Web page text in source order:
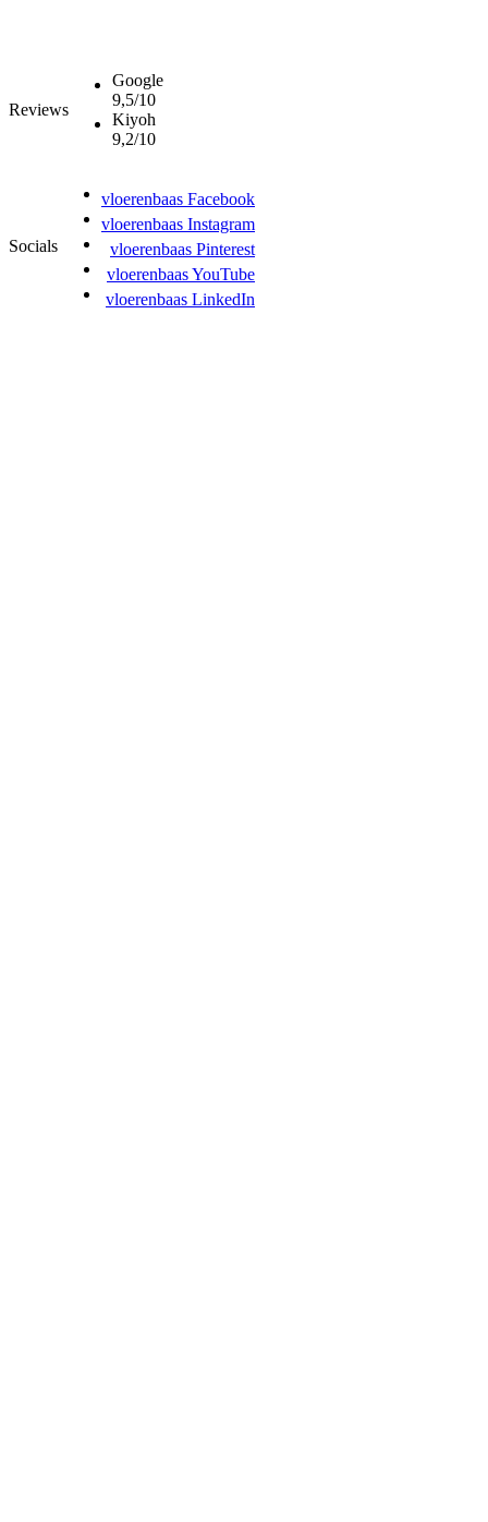
Reviews
Google
9,5/10
Kiyoh
9,2/10
Socials
vloerenbaas Facebook
vloerenbaas Instagram
vloerenbaas Pinterest
vloerenbaas YouTube
vloerenbaas LinkedIn